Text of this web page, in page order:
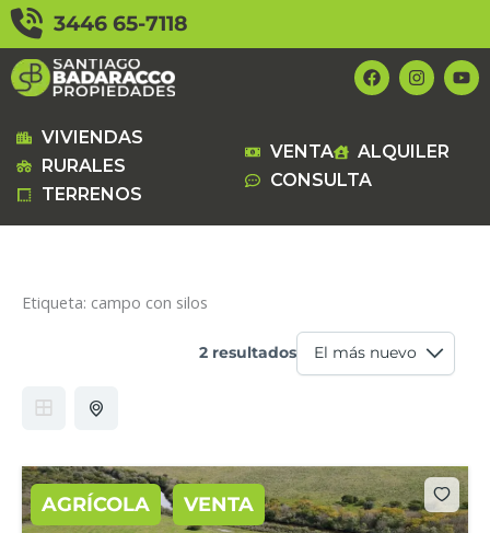
contenido
3446 65-7118
F
a
c
o
k
I
n
s
g
Y
o
u
VIVIENDAS
RURALES
TERRENOS
VENTA
ALQUILER
CONSULTA
Etiqueta: campo con silos
2 resultados
AGRÍCOLA VENTA